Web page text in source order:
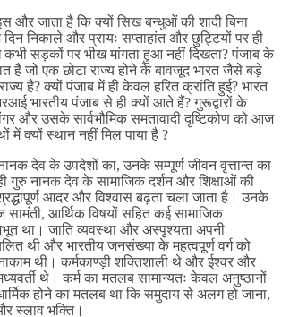
और जाता है कि क्यों सिख बन्धुओं की शादी बिना
दिन निकाले और प्रायः सप्ताहांत और छुट्टियों पर ही
कभी सड़कों पर भीख मांगता हुआ नहीं दिखता? पंजाब के
है जो एक छोटा राज्य होने के बावजूद भारत जैसे बड़े
है? क्यों पंजाब में ही केवल हरित क्रांति हुई? भारत
भारतीय पंजाब से ही क्यों आते हैं? गुरूद्वारों के
और उसके सार्वभौमिक समतावादी दृष्टिकोण को आज
में क्यों स्थान नहीं मिल पाया है ?
देव के उपदेशों का, उनके सम्पूर्ण जीवन वृत्तान्त का
गुरु नानक देव के सामाजिक दर्शन और शिक्षाओं की
आदर और विश्वास बढ़ता चला जाता है। उनके
सामंती, आर्थिक विषयों सहित कई सामाजिक
था। जाति व्यवस्था और अस्पृश्यता अपनी
थी और भारतीय जनसंख्या के महत्वपूर्ण वर्ग को
थी। कर्मकाण्ड़ी शक्तिशाली थे और ईश्वर और
थे। कर्म का मतलब सामान्यतः केवल अनुष्ठानों
होने का मतलब था कि समुदाय से अलग हो जाना,
स्लाव भक्ति।